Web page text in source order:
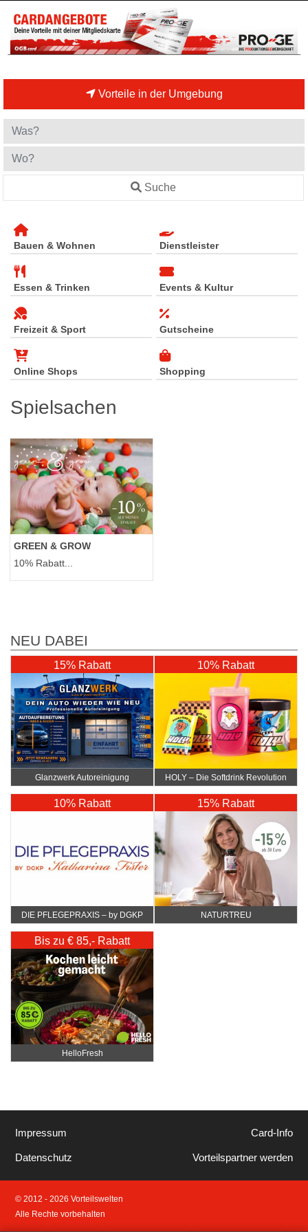
Vorteile in der Umgebung
Suche
Bauen & Wohnen Dienstleister
Essen & Trinken Events & Kultur
Freizeit & Sport Gutscheine
Online Shops Shopping
Spielsachen
GREEN & GROW
10% Rabatt...
NEU DABEI
15% Rabatt
Glanzwerk Autoreinigung
10% Rabatt
HOLY – Die Softdrink Revolution
10% Rabatt
DIE PFLEGEPRAXIS – by DGKP
15% Rabatt
NATURTREU
Bis zu € 85,- Rabatt
HelloFresh
Impressum
Datenschutz
Card-Info
Vorteilspartner werden
© 2012 - 2026 Vorteilswelten
Alle Rechte vorbehalten